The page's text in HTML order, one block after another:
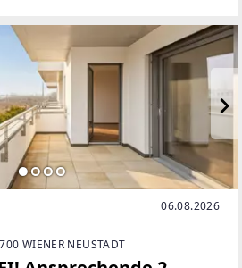
06.08.2026
WIENER NEUSTADT